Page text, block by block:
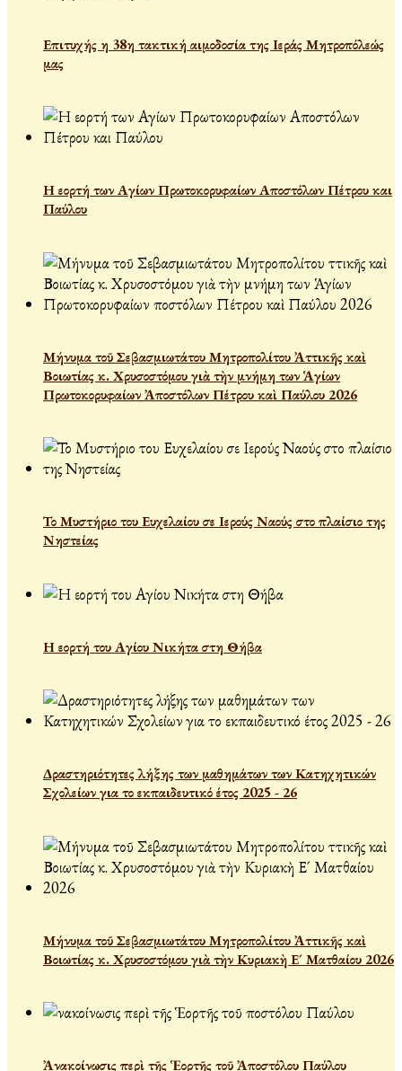
Επιτυχής η 38η τακτική αιμοδοσία της Ιεράς Μητροπόλεώς
μας
Η εορτή των Αγίων Πρωτοκορυφαίων Αποστόλων Πέτρου και
Παύλου
Μήνυμα τοῦ Σεβασμιωτάτου Μητροπολίτου Ἀττικῆς καὶ
Βοιωτίας κ. Χρυσοστόμου γιὰ τὴν μνήμη των Ἁγίων
Πρωτοκορυφαίων Ἀποστόλων Πέτρου καὶ Παύλου 2026
Το Μυστήριο του Ευχελαίου σε Ιερούς Ναούς στο πλαίσιο της
Νηστείας
Η εορτή του Αγίου Νικήτα στη Θήβα
Δραστηριότητες λήξης των μαθημάτων των Κατηχητικών
Σχολείων για το εκπαιδευτικό έτος 2025 - 26
Μήνυμα τοῦ Σεβασμιωτάτου Μητροπολίτου Ἀττικῆς καὶ
Βοιωτίας κ. Χρυσοστόμου γιὰ τὴν Κυριακὴ Ε´ Ματθαίου 2026
Ἀνακοίνωσις περὶ τῆς Ἑορτῆς τοῦ Ἀποστόλου Παύλου